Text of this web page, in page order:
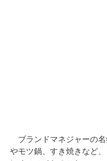
ブランドマネジャーの
やモツ鍋、すき焼きなど